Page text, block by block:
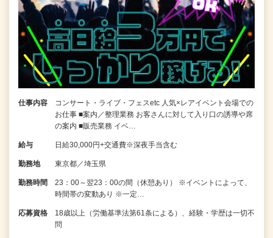
仕事内容
コンサート・ライブ・フェスetc 人気×レアイベント会場での
お仕事 ■案内／整理業務 お客さんに対して入り口の誘導や席
の案内 ■販売業務 イベ…
給与 日給30,000円+交通費※深夜手当含む
勤務地 東京都／埼玉県
勤務時間
23：00～翌23：00の間（休憩あり） ※イベントによって、
時間帯の変動あり ※一定…
応募資格
18歳以上（労働基準法第61条による）、経験・学歴は一切不
問